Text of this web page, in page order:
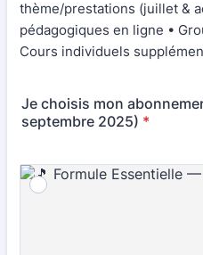
thème/prestations (juillet &
pédagogiques en ligne •
Cours individuels
Je choisis mon
septembre 2025) *